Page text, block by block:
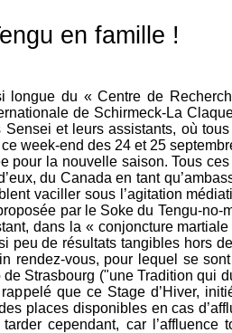
en famille !
longue du « Centre de
de Schirmeck-La
et leurs assistants, où
week-end des 24 et 25
pour la nouvelle saison.Tous
du Canada en tant
vaciller sous l’agitation
par le Soke du Tengu-no-
dans la « conjoncture
peu de résultats tangibles hors
rendez-vous, pour lequel se
Strasbourg ("une Tradition qui
que ce Stage d’Hiver,
places disponibles en cas
cependant, car